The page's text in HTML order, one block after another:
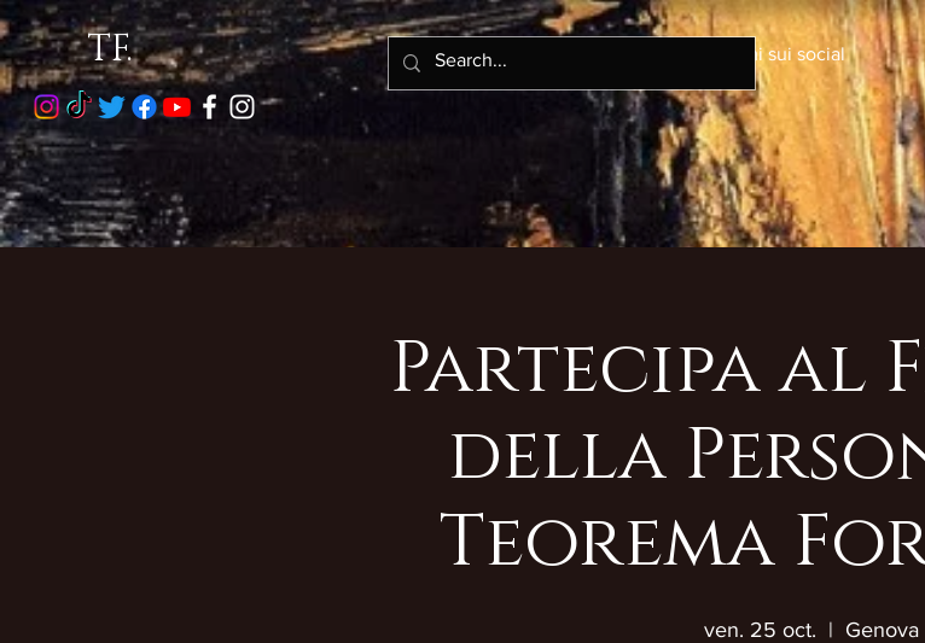
TF. Seguimi sui social
Partecipa al
della
Teorema
ven. 25 oct.
  |
Genova